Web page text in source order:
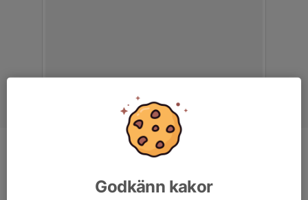
Godkänn kakor